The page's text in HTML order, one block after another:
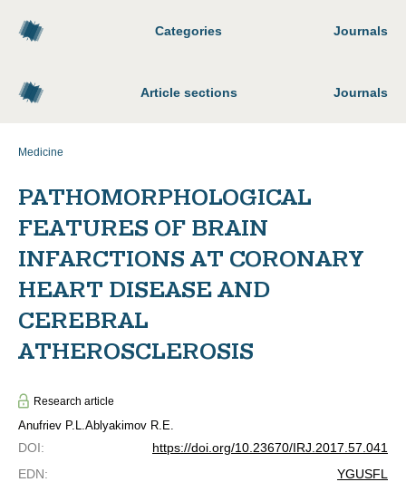
Categories Journals
Article sections Journals
Medicine
PATHOMORPHOLOGICAL
FEATURES OF BRAIN
INFARCTIONS AT CORONARY
HEART DISEASE AND
CEREBRAL
ATHEROSCLEROSIS
Research article
Anufriev P.L.Ablyakimov R.E.
DOI:
https://doi.org/10.23670/IRJ.2017.57.041
EDN: YGUSFL